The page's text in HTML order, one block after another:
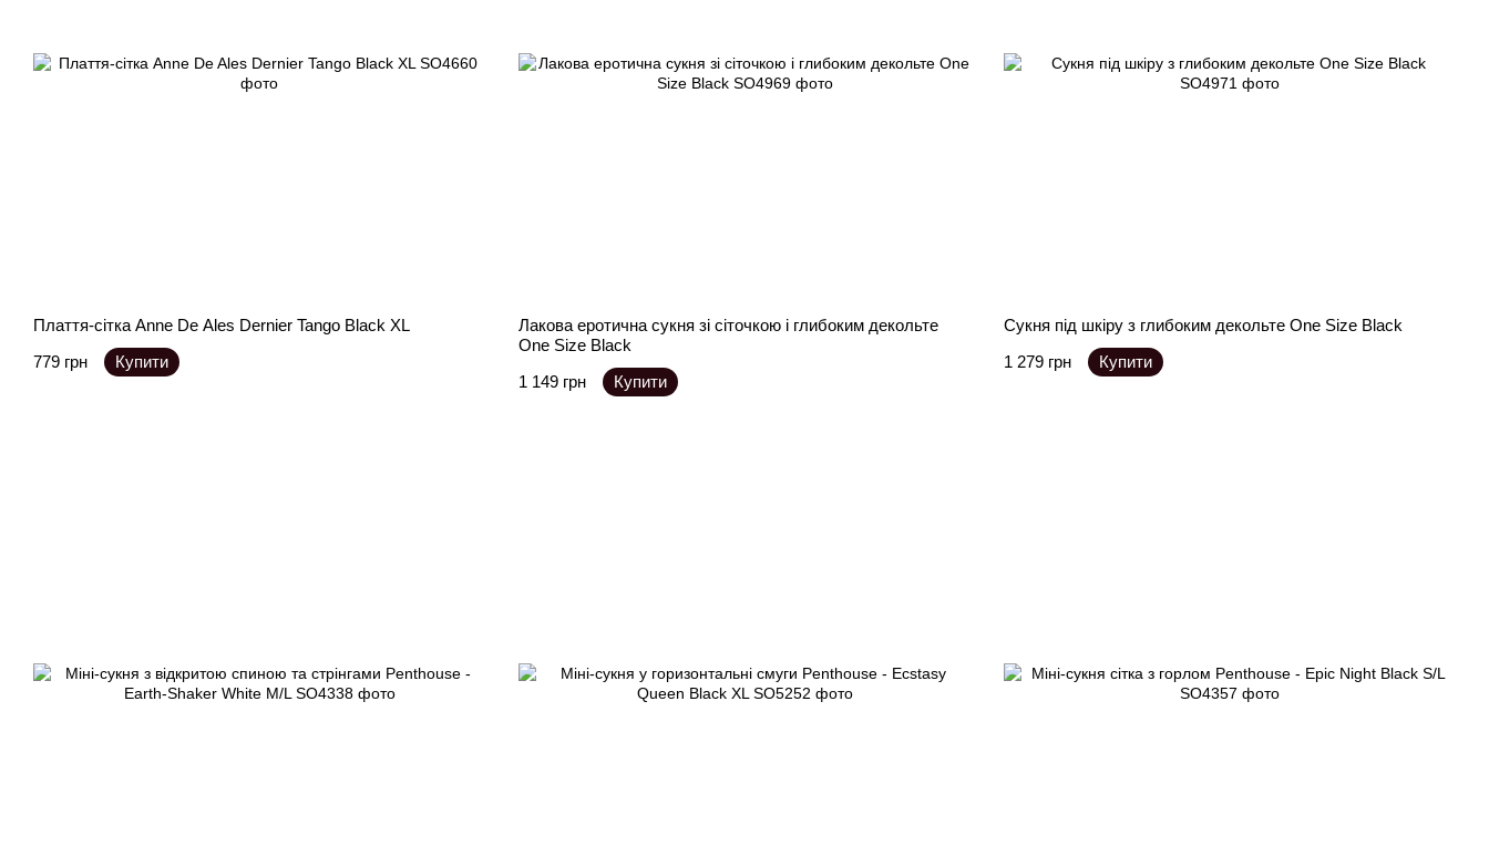
Плаття-сітка Anne De Ales Dernier Tango Black XL
779 грн
Купити
Лакова еротична сукня зі сіточкою і глибоким декольте
One Size Black
1 149 грн
Купити
Сукня під шкіру з глибоким декольте One Size Black
1 279 грн
Купити